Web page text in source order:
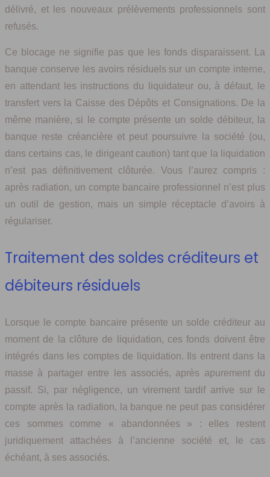
délivré, et les nouveaux prélèvements professionnels sont
refusés.
Ce blocage ne signifie pas que les fonds disparaissent. La
banque conserve les avoirs résiduels sur un compte interne,
en attendant les instructions du liquidateur ou, à défaut, le
transfert vers la Caisse des Dépôts et Consignations. De la
même manière, si le compte présente un solde débiteur, la
banque reste créancière et peut poursuivre la société (ou,
dans certains cas, le dirigeant caution) tant que la liquidation
n’est pas définitivement clôturée. Vous l’aurez compris :
après radiation, un compte bancaire professionnel n’est plus
un outil de gestion, mais un simple réceptacle d’avoirs à
régulariser.
Traitement des soldes créditeurs et
débiteurs résiduels
Lorsque le compte bancaire présente un solde créditeur au
moment de la clôture de liquidation, ces fonds doivent être
intégrés dans les comptes de liquidation. Ils entrent dans la
masse à partager entre les associés, après apurement du
passif. Si, par négligence, un virement tardif arrive sur le
compte après la radiation, la banque ne peut pas considérer
ces sommes comme « abandonnées » : elles restent
juridiquement attachées à l’ancienne société et, le cas
échéant, à ses associés.